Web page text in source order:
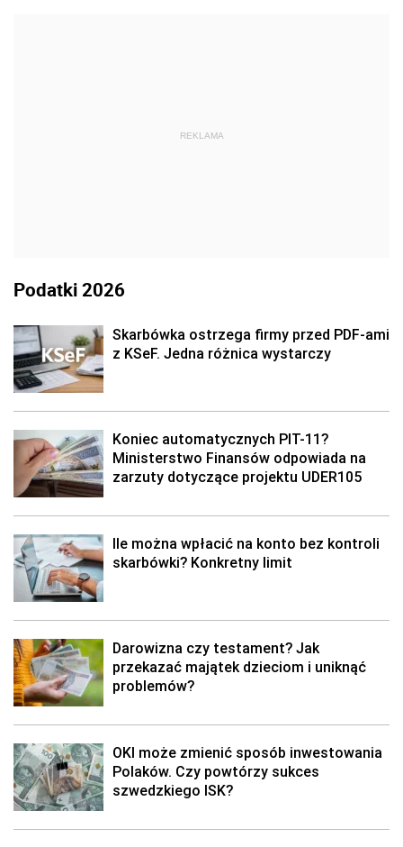
REKLAMA
Podatki 2026
Skarbówka ostrzega firmy przed PDF-ami
z KSeF. Jedna różnica wystarczy
Koniec automatycznych PIT-11?
Ministerstwo Finansów odpowiada na
zarzuty dotyczące projektu UDER105
Ile można wpłacić na konto bez kontroli
skarbówki? Konkretny limit
Darowizna czy testament? Jak
przekazać majątek dzieciom i uniknąć
problemów?
OKI może zmienić sposób inwestowania
Polaków. Czy powtórzy sukces
szwedzkiego ISK?